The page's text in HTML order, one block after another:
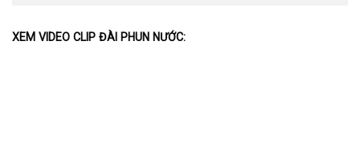
XEM VIDEO CLIP ĐÀI PHUN NƯỚC: